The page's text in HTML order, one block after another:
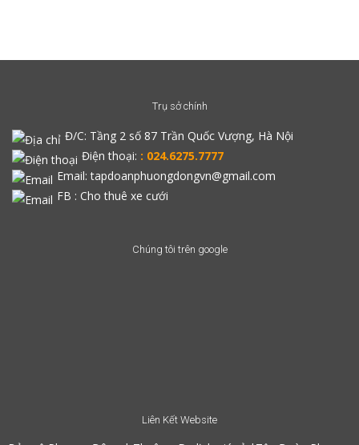
Trụ sở chính
Đ/C: Tầng 2 số 87 Trần Quốc Vượng, Hà Nội
Điện thoại: : 024.6275.7777
Email: tapdoanphuongdongvn@gmail.com
FB : Cho thuê xe cưới
Chúng tôi trên google
Liên Kết Website